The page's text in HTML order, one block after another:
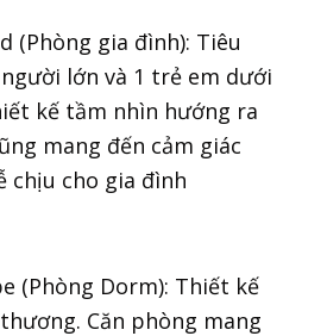
(Phòng gia đình): Tiêu
lớn và 1 trẻ em dưới
kế tầm nhìn hướng ra
mang đến cảm giác
chịu cho gia đình
(Phòng Dorm): Thiết kế
Căn phòng mang